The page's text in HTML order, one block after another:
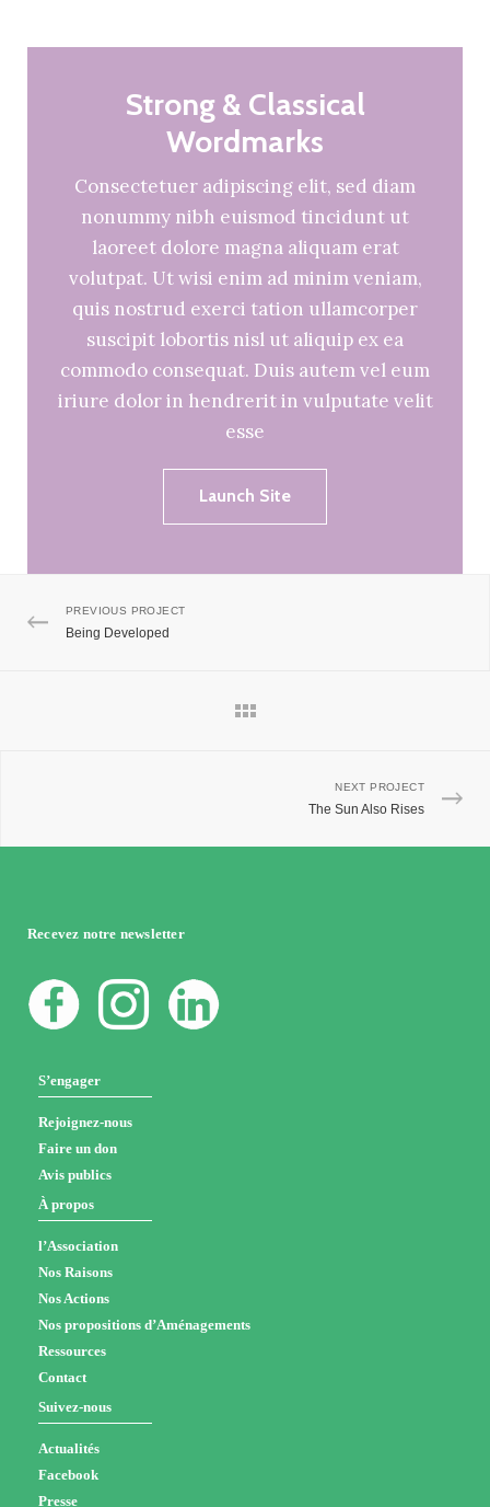
Strong & Classical
Wordmarks
Consectetuer adipiscing elit, sed diam
nonummy nibh euismod tincidunt ut
laoreet dolore magna aliquam erat
volutpat. Ut wisi enim ad minim veniam,
quis nostrud exerci tation ullamcorper
suscipit lobortis nisl ut aliquip ex ea
commodo consequat. Duis autem vel eum
iriure dolor in hendrerit in vulputate velit
esse
Launch Site
PREVIOUS PROJECT
Being Developed
NEXT PROJECT
The Sun Also Rises
Recevez notre newsletter
S’engager
Rejoignez-nous
Faire un don
Avis publics
À propos
l’Association
Nos Raisons
Nos Actions
Nos propositions d’Aménagements
Ressources
Contact
Suivez-nous
Actualités
Facebook
Presse